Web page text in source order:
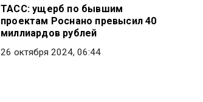
ТАСС: ущерб по бывшим
проектам Роснано превысил 40
миллиардов рублей
26 октября 2024, 06:44